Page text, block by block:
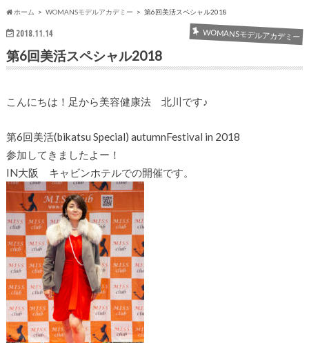
ホーム WOMANSモデルアカデミー 第6回美活スペシャル2018
2018.11.14 WOMANSモデルアカデミー
第6回美活スペシャル2018
こんにちは！足から美容健康法 北川です♪
第6回美活(bikatsu Special) autumnFestival in 2018
参加してきましたよー！
IN大阪 キャビンホテルでの開催です。